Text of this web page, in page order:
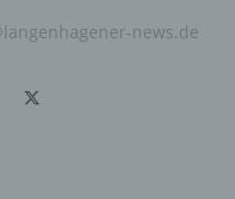
news.de
ist
nicht bei jedem